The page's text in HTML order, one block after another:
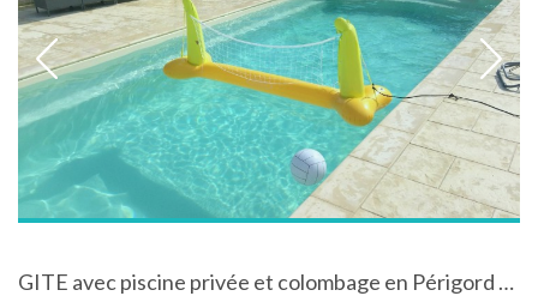
GITE avec piscine privée et colombage en Périgord au cœur des bastides